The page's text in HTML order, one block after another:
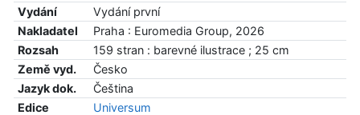
Vydání
Vydání první
Nakladatel
Praha : Euromedia Group, 2026
Rozsah
159 stran : barevné ilustrace ; 25 cm
Země vyd.
Česko
Jazyk dok.
Čeština
Edice
Universum